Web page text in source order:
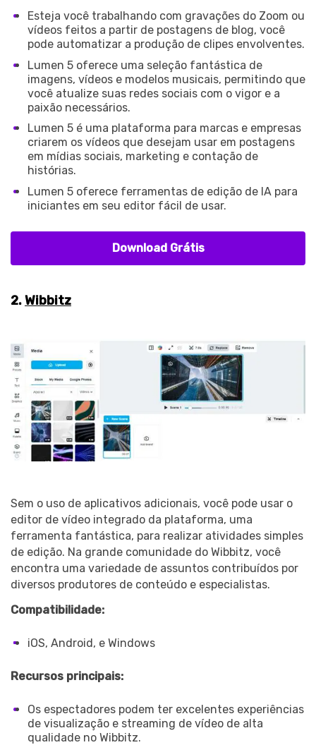
Esteja você trabalhando com gravações do Zoom ou
vídeos feitos a partir de postagens de blog, você
pode automatizar a produção de clipes envolventes.
Lumen 5 oferece uma seleção fantástica de
imagens, vídeos e modelos musicais, permitindo que
você atualize suas redes sociais com o vigor e a
paixão necessários.
Lumen 5 é uma plataforma para marcas e empresas
criarem os vídeos que desejam usar em postagens
em mídias sociais, marketing e contação de
histórias.
Lumen 5 oferece ferramentas de edição de IA para
iniciantes em seu editor fácil de usar.
Download Grátis
2.Wibbitz
Sem o uso de aplicativos adicionais, você pode usar o
editor de vídeo integrado da plataforma, uma
ferramenta fantástica, para realizar atividades simples
de edição. Na grande comunidade do Wibbitz, você
encontra uma variedade de assuntos contribuídos por
diversos produtores de conteúdo e especialistas.
Compatibilidade:
iOS, Android, e Windows
Recursos principais:
Os espectadores podem ter excelentes experiências
de visualização e streaming de vídeo de alta
qualidade no Wibbitz.